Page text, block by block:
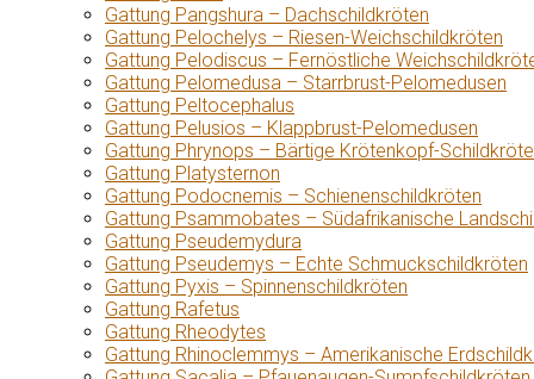
Gattung Pangshura – Dachschildkröten
Gattung Pelochelys – Riesen-Weichschildkröten
Gattung Pelodiscus – Fernöstliche
Gattung Pelomedusa – Starrbrust-Pelomedusen
Gattung Peltocephalus
Gattung Pelusios – Klappbrust-Pelomedusen
Gattung Phrynops – Bärtige Krötenkopf-
Gattung Platysternon
Gattung Podocnemis – Schienenschildkröten
Gattung Psammobates – Südafrikanische
Gattung Pseudemydura
Gattung Pseudemys – Echte Schmuckschildkröten
Gattung Pyxis – Spinnenschildkröten
Gattung Rafetus
Gattung Rheodytes
Gattung Rhinoclemmys – Amerikanische